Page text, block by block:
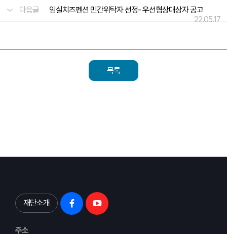
다음글
임실치즈펜션 민간위탁자 선정- 우선협상대상자 공고
22.05.17
목록
재단소개
주소